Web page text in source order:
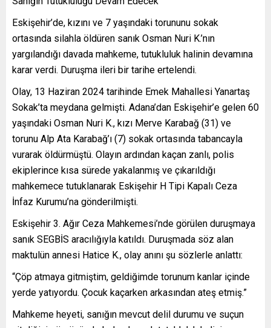
Eskişehir’de, kızını ve 7 yaşındaki torununu sokak
ortasında silahla öldüren sanık Osman Nuri K.’nın
yargılandığı davada mahkeme, tutukluluk halinin devamına
karar verdi. Duruşma ileri bir tarihe ertelendi.
Olay, 13 Haziran 2024 tarihinde Emek Mahallesi Yanartaş
Sokak’ta meydana gelmişti. Adana’dan Eskişehir’e gelen 60
yaşındaki Osman Nuri K., kızı Merve Karabağ (31) ve
torunu Alp Ata Karabağ’ı (7) sokak ortasında tabancayla
vurarak öldürmüştü. Olayın ardından kaçan zanlı, polis
ekiplerince kısa sürede yakalanmış ve çıkarıldığı
mahkemece tutuklanarak Eskişehir H Tipi Kapalı Ceza
İnfaz Kurumu’na gönderilmişti.
Eskişehir 3. Ağır Ceza Mahkemesi’nde görülen duruşmaya
sanık SEGBİS aracılığıyla katıldı. Duruşmada söz alan
maktulün annesi Hatice K., olay anını şu sözlerle anlattı:
“Çöp atmaya gitmiştim, geldiğimde torunum kanlar içinde
yerde yatıyordu. Çocuk kaçarken arkasından ateş etmiş.”
Mahkeme heyeti, sanığın mevcut delil durumu ve suçun